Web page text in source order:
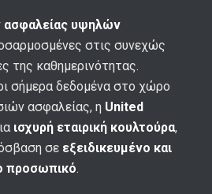
ασφαλείας υψηλών
στις συνεχώς
της καθημερινότητας.
σήμερα δεδομένα στο χώρο
ασφαλείας, η United
ισχυρή εταιρική κουλτούρα,
σε εξειδικευμένο και
προσωπικό.